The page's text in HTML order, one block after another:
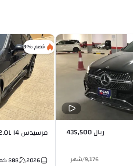
ريال 435,500
9,176
/شهر
خصم %3
مرسيدس GLC43 AMG 2.0L I4
2026
888